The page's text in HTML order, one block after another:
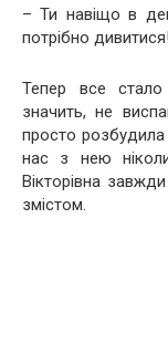
– Ти навіщо в
потрібно дивитися!
Тепер все
значить, не
просто розбудила
нас з нею
Вікторівна
змістом.